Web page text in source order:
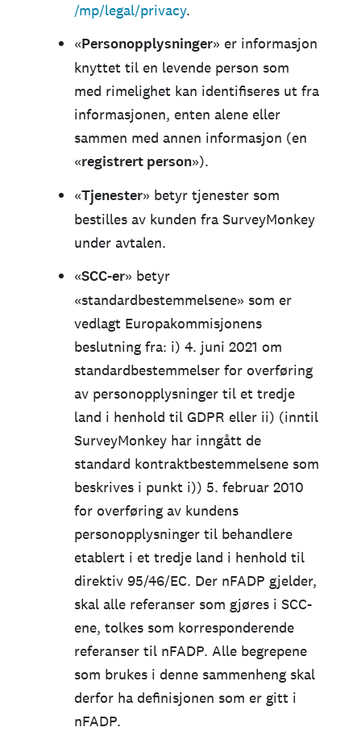
/mp/legal/privacy.
«Personopplysninger» er informasjon
knyttet til en levende person som
med rimelighet kan identifiseres ut fra
informasjonen, enten alene eller
sammen med annen informasjon (en
«registrert person»).
«Tjenester» betyr tjenester som
bestilles av kunden fra SurveyMonkey
under avtalen.
«SCC-er» betyr
«standardbestemmelsene» som er
vedlagt Europakommisjonens
beslutning fra: i) 4. juni 2021 om
standardbestemmelser for overføring
av personopplysninger til et tredje
land i henhold til GDPR eller ii) (inntil
SurveyMonkey har inngått de
standard kontraktbestemmelsene som
beskrives i punkt i)) 5. februar 2010
for overføring av kundens
personopplysninger til behandlere
etablert i et tredje land i henhold til
direktiv 95/46/EC. Der nFADP gjelder,
skal alle referanser som gjøres i SCC-
ene, tolkes som korresponderende
referanser til nFADP. Alle begrepene
som brukes i denne sammenheng skal
derfor ha definisjonen som er gitt i
nFADP.